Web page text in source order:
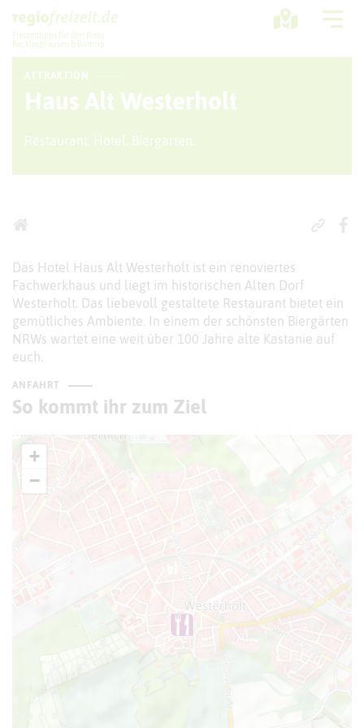
Freizeittipps für den Kreis
Recklinghausen & Bottrop
ATTRAKTION
Haus Alt Westerholt
Restaurant. Hotel. Biergarten.
Das Hotel Haus Alt Westerholt ist ein renoviertes
Fachwerkhaus und liegt im historischen Alten Dorf
Westerholt. Das liebevoll gestaltete Restaurant bietet ein
gemütliches Ambiente. In einem der schönsten Biergärten
NRWs wartet eine weit über 100 Jahre alte Kastanie auf
euch.
ANFAHRT
So kommt ihr zum Ziel
+
−